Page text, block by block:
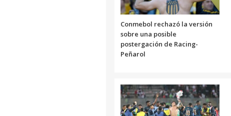
Conmebol rechazó la versión
sobre una posible
postergación de Racing-
Peñarol